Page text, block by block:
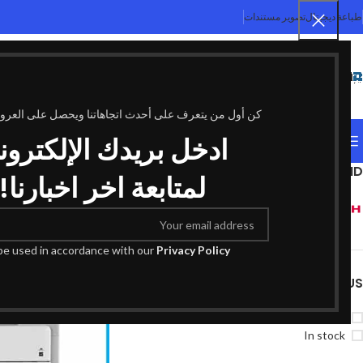
كن أول من يتعرف على أحدث اتجاهاتنا ويحصل على
ادخل بريدك
لمتابعة اخر اخبارنا!
used in accordance with our Privacy Policy
طباعة ديجيتالتصوير مستندات
FILTER BY BRAND
1
STOCK STATUS
In stock
الرئيسية منتجات تحت